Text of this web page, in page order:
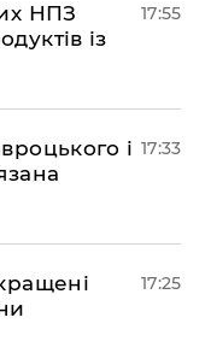
НПЗ
із
17:55
і 17:33
17:25